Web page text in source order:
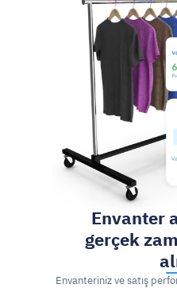
Envanter
gerçek
Envanteriniz ve satış